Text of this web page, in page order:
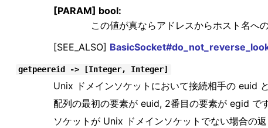
[PARAM] bool:
この値が真ならアドレスからホスト名へ
[SEE_ALSO]
getpeereid -> [Integer, Integer]
Unix ドメインソケットにおいて接続相手の euid
配列の最初の要素が euid, 2番目の要素が egid です
ソケットが Unix ドメインソケットでない場合の返